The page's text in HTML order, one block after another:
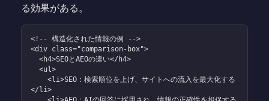
る効果がある。
<!-- 構造化された情報の例 -->
<div class="comparison-box">
</li>